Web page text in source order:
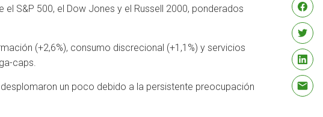
el S&P 500, el Dow Jones y el Russell 2000, ponderados
(+2,6%), consumo discrecional (+1,1%) y servicios
caps.
un poco debido a la persistente preocupación